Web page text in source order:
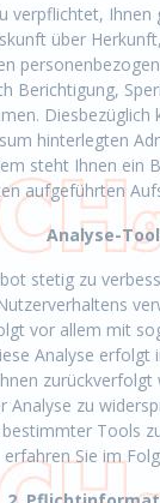
verpflichtet, Ihnen
über
Berichtigung,
Diesbezüglich
hinterlegten
steht Ihnen ein
aufgeführten
Analyse-
stetig zu
vor allem mit
Analyse erfolgt
zurückverfolgt
Analyse zu
Tools
erfahren Sie im